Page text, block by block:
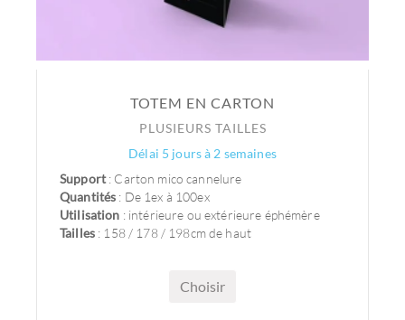
TOTEM EN CARTON
PLUSIEURS TAILLES
Délai 5 jours à 2 semaines
Support: Carton mico cannelure
Quantités : De 1ex à 100ex
Utilisation : intérieure ou extérieure éphémère
Tailles : 158 / 178 / 198cm de haut
Choisir